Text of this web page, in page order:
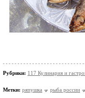
Рубрики: 117 Кулинария и
Метки: ряпушка рыба россии